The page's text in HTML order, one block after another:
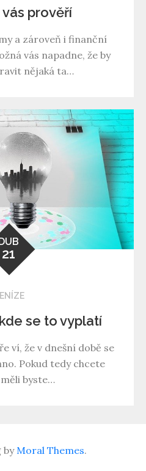
prověří
a zároveň i finanční
vás napadne, že by
nějaká ta…
DUB
21
se to vyplatí
ví, že v dnešní době se
Pokud tedy chcete
byste…
byMoral Themes.